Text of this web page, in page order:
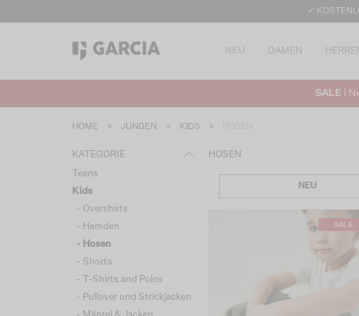
✓
NEU DAMEN
SALE |
HOME > JUNGEN > KIDS >
KATEGORIE
Teens
Kids
- Overshirts
- Hemden
- Hosen
- Shorts
- T-Shirts and Polos
- Pullover und Strickjacken
HOSEN
NEU